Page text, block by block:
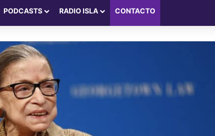
PODCASTS RADIO ISLA CONTACTO